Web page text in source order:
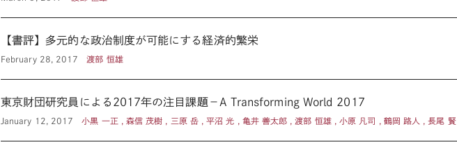
【書評】多元的な政治制度が可能にする経済的繁栄
February 28, 2017 渡部 恒雄
東京財団研究員による2017年の注目課題－A Transforming World 2017
January 12, 2017 小黒 一正 , 森信 茂樹 , 三原 岳 , 平沼 光 , 亀井 善太郎 , 渡部 恒雄 , 小原 凡司 , 鶴岡 路人 , 長尾 賢